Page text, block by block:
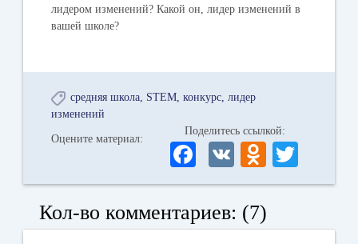
лидером изменений? Какой он, лидер изменений в
вашей школе?
средняя школа STEM конкурс лидер
изменений
Оцените материал:
Поделитесь ссылкой:
Fa
ce
bo
ok
V
K
O
dn
la
wi
r
Кол-во комментариев: (7)